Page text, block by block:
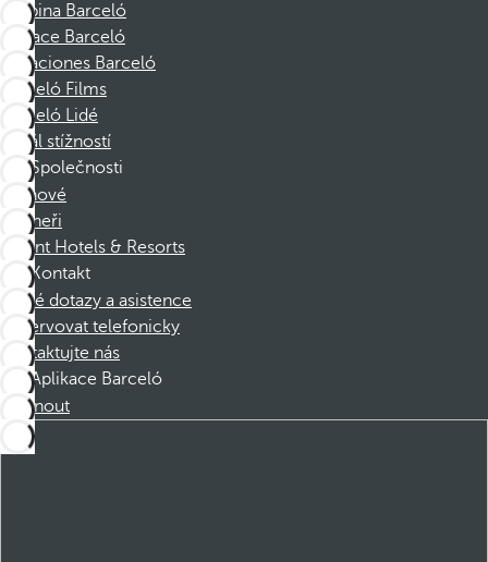
Skupina Barceló
Nadace Barceló
Vacaciones Barceló
Barceló Films
Barceló Lidé
Kanál stížností
Společnosti
Členové
Partneři
Dorint Hotels & Resorts
Kontakt
Časté dotazy a asistence
Rezervovat telefonicky
Kontaktujte nás
Aplikace Barceló
Stáhnout